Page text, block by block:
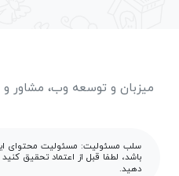
میزبان و توسعه وب، مشاور
سلب مسئولیت: مسئولیت محتوای
باشد، لطفا قبل از اعتماد تحقیق
دهید.